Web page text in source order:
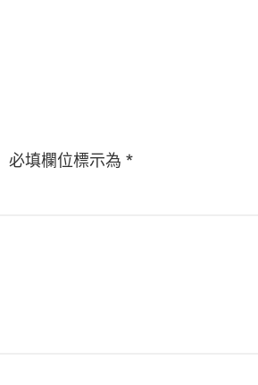
必填欄位標示為 *